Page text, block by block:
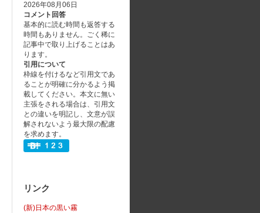
2026年08月06日
コメント回答
基本的に読む時間も返答する
時間もありません。ごく稀に
記事中で取り上げることはあ
ります。
引用について
枠線を付けるなど引用文であ
ることが明確に分かるよう掲
載してください。本文に無い
主張をされる場合は、引用文
との違いを明記し、文意が誤
解されないよう最大限の配慮
を求めます。
リンク
(新)日本の黒い霧